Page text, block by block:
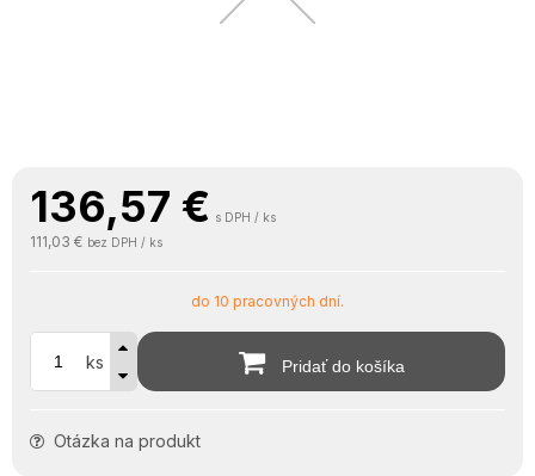
136,57 € s DPH / ks
111,03 € bez DPH / ks
do 10 pracovných dní.
ks Pridať do košíka
Otázka na produkt